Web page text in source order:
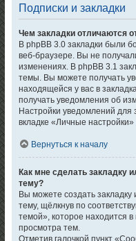
Подписки и закладки
Чем закладки отличаются
В phpBB 3.0 закладки были
веб-браузере. Вы не
изменениях. В phpBB 3.1
темы. Вы можете получать
находящейся у вас в
получать уведомления об
Настройки уведомлений для
вкладке «Личные
Вернуться к началу
Как мне сделать закладку
тему?
Вы можете создать
тему, щёлкнув по
темой», которое находится
просмотра тем.
Отметив галочкой пункт